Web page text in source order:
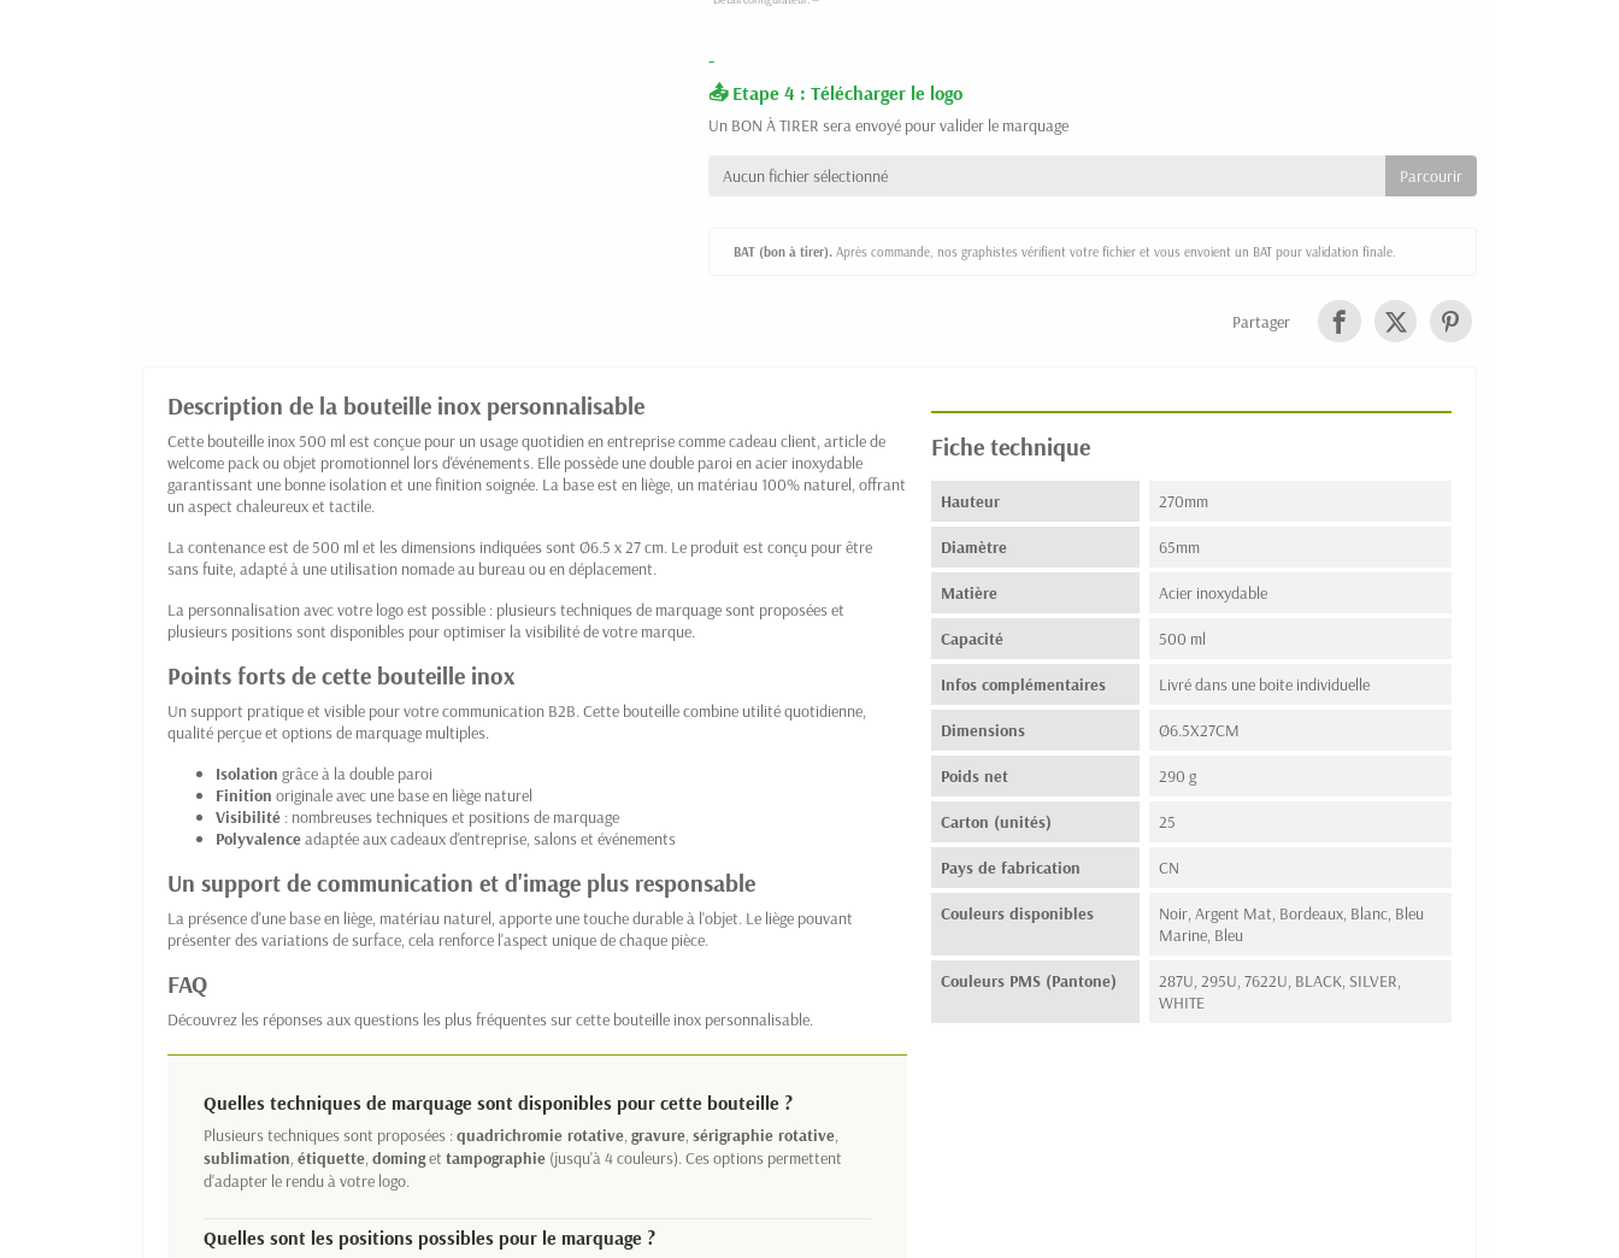
-
Etape 4 : Télécharger le logo
Un BON À TIRER sera envoyé pour valider le marquage
Aucun fichier sélectionné
BAT (bon à tirer). Après commande, nos graphistes vérifient votre fichier et vous envoient un BAT pour validation finale.
Partager
Description de la bouteille inox personnalisable
Cette bouteille inox 500 ml est conçue pour un usage quotidien en entreprise comme cadeau client, article de
welcome pack ou objet promotionnel lors d'événements. Elle possède une double paroi en acier inoxydable
garantissant une bonne isolation et une finition soignée. La base est en liège, un matériau 100% naturel, offrant
un aspect chaleureux et tactile.
La contenance est de 500 ml et les dimensions indiquées sont Ø6.5 x 27 cm. Le produit est conçu pour être
sans fuite, adapté à une utilisation nomade au bureau ou en déplacement.
La personnalisation avec votre logo est possible : plusieurs techniques de marquage sont proposées et
plusieurs positions sont disponibles pour optimiser la visibilité de votre marque.
Points forts de cette bouteille inox
Un support pratique et visible pour votre communication B2B. Cette bouteille combine utilité quotidienne,
qualité perçue et options de marquage multiples.
Isolation grâce à la double paroi
Finition originale avec une base en liège naturel
Visibilité : nombreuses techniques et positions de marquage
Polyvalenceadaptée aux cadeaux d'entreprise, salons et événements
Un support de communication et d'image plus responsable
La présence d'une base en liège, matériau naturel, apporte une touche durable à l'objet. Le liège pouvant
présenter des variations de surface, cela renforce l'aspect unique de chaque pièce.
FAQ
Découvrez les réponses aux questions les plus fréquentes sur cette bouteille inox personnalisable.
Quelles techniques de marquage sont disponibles pour cette bouteille ?
Plusieurs techniques sont proposées :quadrichromie rotative, gravure, sérigraphie rotative,
sublimation, étiquette, dominget tampographie (jusqu'à 4 couleurs). Ces options permettent
d'adapter le rendu à votre logo.
Quelles sont les positions possibles pour le marquage ?
Fiche technique
Hauteur 270mm
Diamètre 65mm
Matière Acier inoxydable
Capacité 500 ml
Infos complémentaires Livré dans une boite individuelle
Dimensions Ø6.5X27CM
Poids net 290 g
Carton (unités) 25
Pays de fabrication CN
Couleurs disponibles
Noir, Argent Mat, Bordeaux, Blanc, Bleu
Marine, Bleu
Couleurs PMS (Pantone)
287U, 295U, 7622U, BLACK, SILVER,
WHITE